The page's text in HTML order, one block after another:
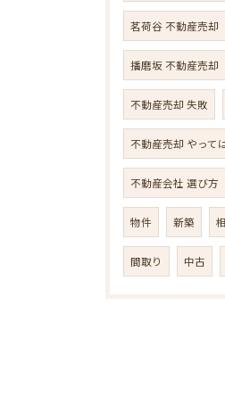
茗荷谷 不動産売却
播磨坂 不動産売却
不動産売却 失敗
不動産売却 やって
不動産会社 選び方
物件 新築
間取り 中古